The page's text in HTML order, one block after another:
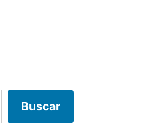
Buscar